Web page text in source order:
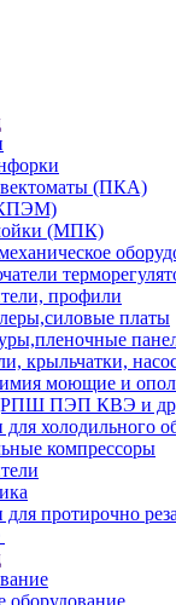
(ПКА)
(МПК)
профили
платы
крыльчатки,
моющие и
ПЭП КВЭ и
для холодильного
компрессоры
для протирочно
оборудование